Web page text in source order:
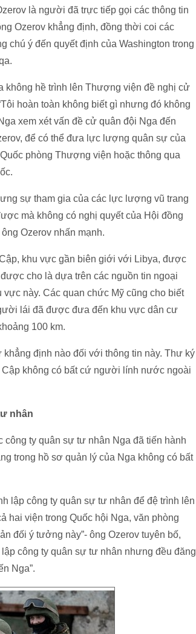
là người đã trực tiếp gọi các thông tin
Ozerov khẳng định, đồng thời coi các
chú ý đến quyết định của Washington trong
không hề trình lên Thượng viện đề nghị cử
hoàn toàn không biết gì nhưng đó không
xem xét vấn đề cử quân đội Nga đến
để có thể đưa lực lượng quân sự của
phòng Thượng viện hoặc thông qua
sự tham gia của các lực lượng vũ trang
mà không có nghị quyết của Hội đồng
Ozerov nhấn mạnh.
khu vực gần biên giới với Libya, được
cho là dựa trên các nguồn tin ngoại
này. Các quan chức Mỹ cũng cho biết
lái đã được đưa đến khu vực dân cư
100 km.
định nào đối với thông tin này. Thư ký
Cập không có bất cứ người lính nước ngoài
nhân
ty quân sự tư nhân Nga đã tiến hành
trong hồ sơ quản lý của Nga không có bất
lập công ty quân sự tư nhân để đệ trình lên
hai viện trong Quốc hội Nga, văn phòng
đối ý tưởng này”- ông Ozerov tuyên bố,
công ty quân sự tư nhân nhưng đều đăng
Nga”.